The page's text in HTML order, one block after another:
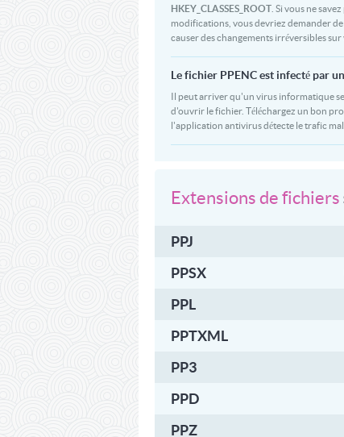
HKEY_CLASSES_ROOT . Si vous ne
modifications, vous devriez demander de
causer des changements irréversibles
Le fichier PPENC est infecté par
Il peut arriver qu'un virus informatique
d'ouvrir le fichier. Téléchargez un bon
l'application antivirus détecte le trafic
Extensions de fichiers
PPJ
PPSX
PPL
PPTXML
PP3
PPD
PPZ